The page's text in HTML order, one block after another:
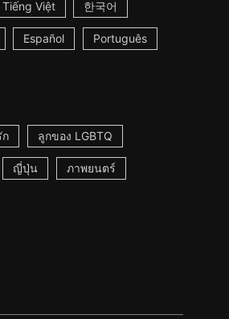
Tiếng Việt 한국어
Español Português
ก ลูกของ LGBTQ
ญี่ปุ่น ภาพยนตร์